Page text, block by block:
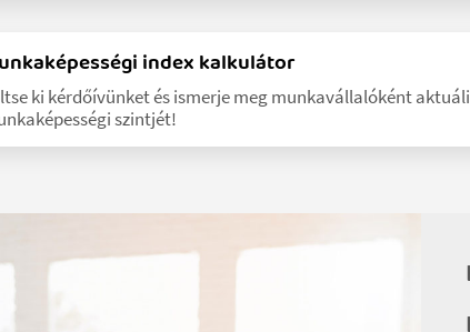
index kalkulátor
ki kérdőívünket és ismerje meg munkavállalóként
szintjét!